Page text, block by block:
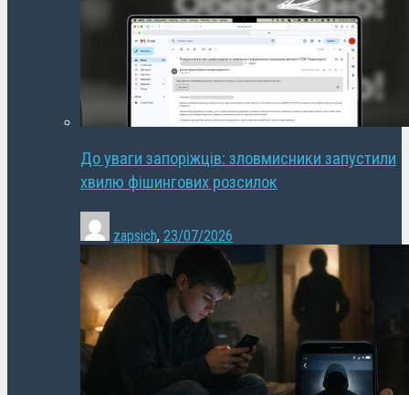
До уваги запоріжців: зловмисники запустили
хвилю фішингових розсилок
zapsich, 23/07/2026